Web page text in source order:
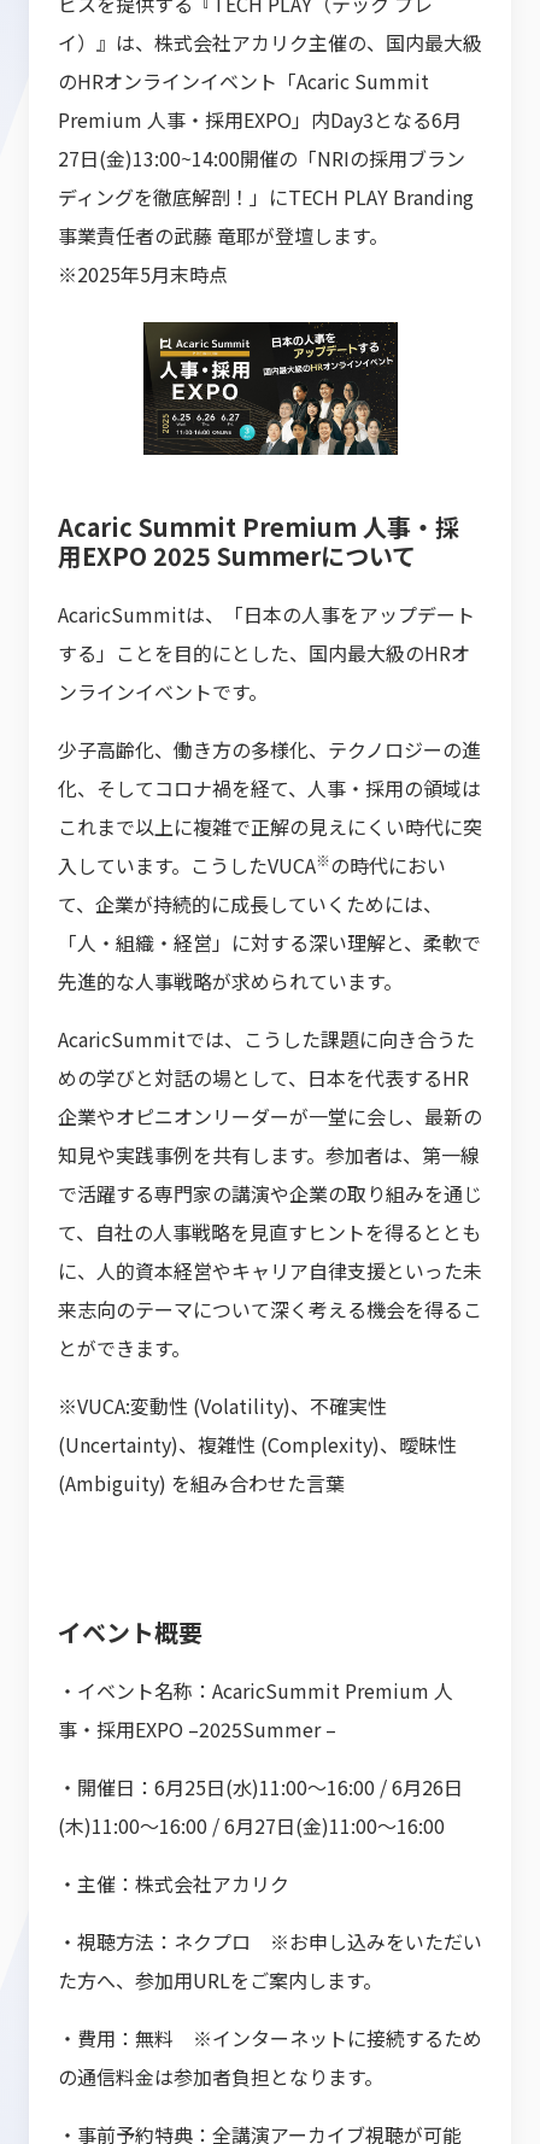
イ）』は、株式会社アカリク主催の、国内最大級
のHRオンラインイベント「Acaric Summit
Premium 人事・採用EXPO」内Day3となる6月
27日(金)13:00~14:00開催の「NRIの採用ブラン
ディングを徹底解剖！」にTECH PLAY Branding
事業責任者の武藤 竜耶が登壇します。
※2025年5月末時点
Acaric Summit Premium 人事・採
用EXPO 2025 Summerについて
AcaricSummitは、「日本の人事をアップデート
する」ことを目的にとした、国内最大級のHRオ
ンラインイベントです。
少子高齢化、働き方の多様化、テクノロジーの進
化、そしてコロナ禍を経て、人事・採用の領域は
これまで以上に複雑で正解の見えにくい時代に突
入しています。こうしたVUCA※の時代におい
て、企業が持続的に成長していくためには、
「人・組織・経営」に対する深い理解と、柔軟で
先進的な人事戦略が求められています。
AcaricSummitでは、こうした課題に向き合うた
めの学びと対話の場として、日本を代表するHR
企業やオピニオンリーダーが一堂に会し、最新の
知見や実践事例を共有します。参加者は、第一線
で活躍する専門家の講演や企業の取り組みを通じ
て、自社の人事戦略を見直すヒントを得るととも
に、人的資本経営やキャリア自律支援といった未
来志向のテーマについて深く考える機会を得るこ
とができます。
※VUCA:変動性 (Volatility)、不確実性
(Uncertainty)、複雑性 (Complexity)、曖昧性
(Ambiguity) を組み合わせた言葉
イベント概要
・イベント名称：AcaricSummit Premium 人
事・採用EXPO –2025Summer –
・開催日：6月25日(水)11:00〜16:00 / 6月26日
(木)11:00〜16:00 / 6月27日(金)11:00〜16:00
・主催：株式会社アカリク
・視聴方法：ネクプロ ※お申し込みをいただい
た方へ、参加用URLをご案内します。
・費用：無料 ※インターネットに接続するため
の通信料金は参加者負担となります。
・事前予約特典：全講演アーカイブ視聴が可能